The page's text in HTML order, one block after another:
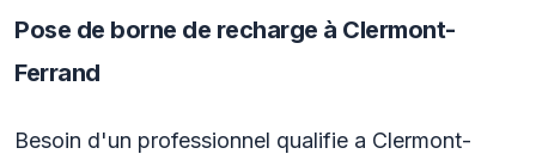
Pose de borne de recharge à Clermont-
Ferrand
Besoin d'un professionnel qualifie a Clermont-